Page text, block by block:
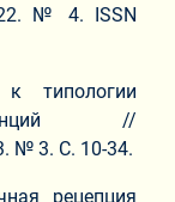
№ 4. ISSN
к типологии
//
№ 3. С. 10-34.
рецепция